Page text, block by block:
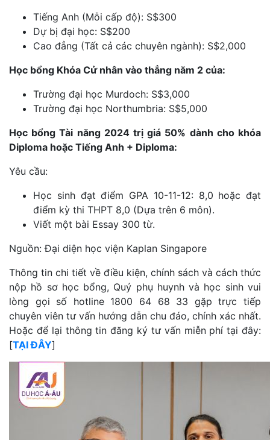
Tiếng Anh (Mỗi cấp độ): S$300
Dự bị đại học: S$200
Cao đẳng (Tất cả các chuyên ngành): S$2,000
Học bổng Khóa Cử nhân vào thẳng năm 2 của:
Trường đại học Murdoch: S$3,000
Trường đại học Northumbria: S$5,000
Học bổng Tài năng 2024 trị giá 50% dành cho khóa
Diploma hoặc Tiếng Anh + Diploma:
Yêu cầu:
Học sinh đạt điểm GPA 10-11-12: 8,0 hoặc đạt
điểm kỳ thi THPT 8,0 (Dựa trên 6 môn).
Viết một bài Essay 300 từ.
Nguồn: Đại diện học viện Kaplan Singapore
Thông tin chi tiết về điều kiện, chính sách và cách thức
nộp hồ sơ học bổng, Quý phụ huynh và học sinh vui
lòng gọi số hotline 1800 64 68 33 gặp trực tiếp
chuyên viên tư vấn hướng dẫn chu đáo, chính xác nhất.
Hoặc để lại thông tin đăng ký tư vấn miễn phí tại đây:
[TẠI ĐÂY]